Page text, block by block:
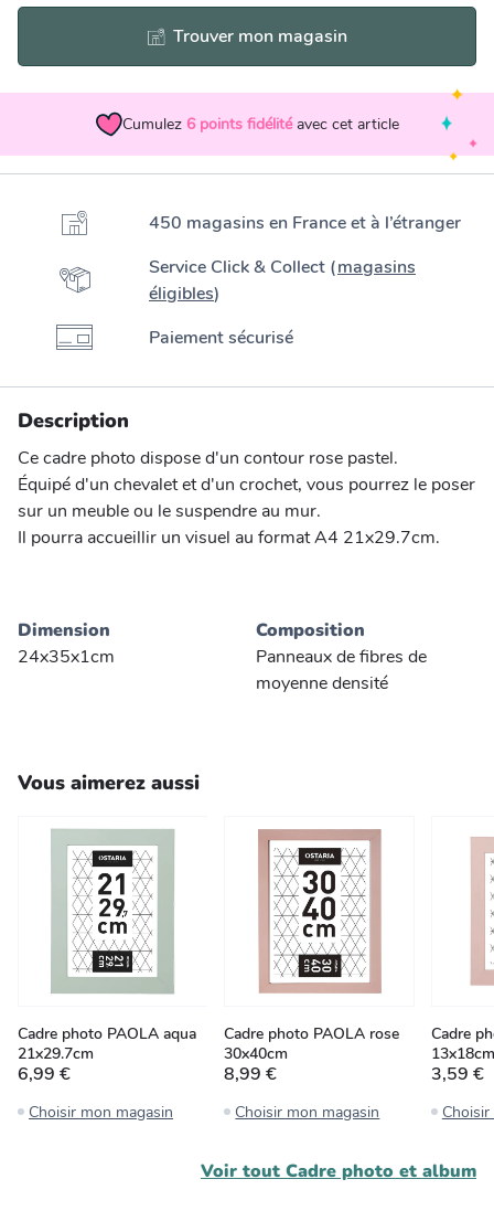
Trouver mon magasin
Cumulez 6 points fidélité avec cet article
450 magasins en France et à l’étranger
Service Click & Collect (magasins
éligibles)
Paiement sécurisé
Description
Ce cadre photo dispose d'un contour rose pastel.
Équipé d'un chevalet et d'un crochet, vous pourrez le poser
sur un meuble ou le suspendre au mur.
Il pourra accueillir un visuel au format A4 21x29.7cm.
Dimension
24x35x1cm
Composition
Panneaux de fibres de
moyenne densité
Vous aimerez aussi
Cadre photo PAOLA aqua
21x29.7cm
6,99 €
Choisir mon magasin
Cadre photo PAOLA rose
30x40cm
8,99 €
Choisir mon magasin
Cadre
13x18cm
3,59 €
Voir tout Cadre photo et album